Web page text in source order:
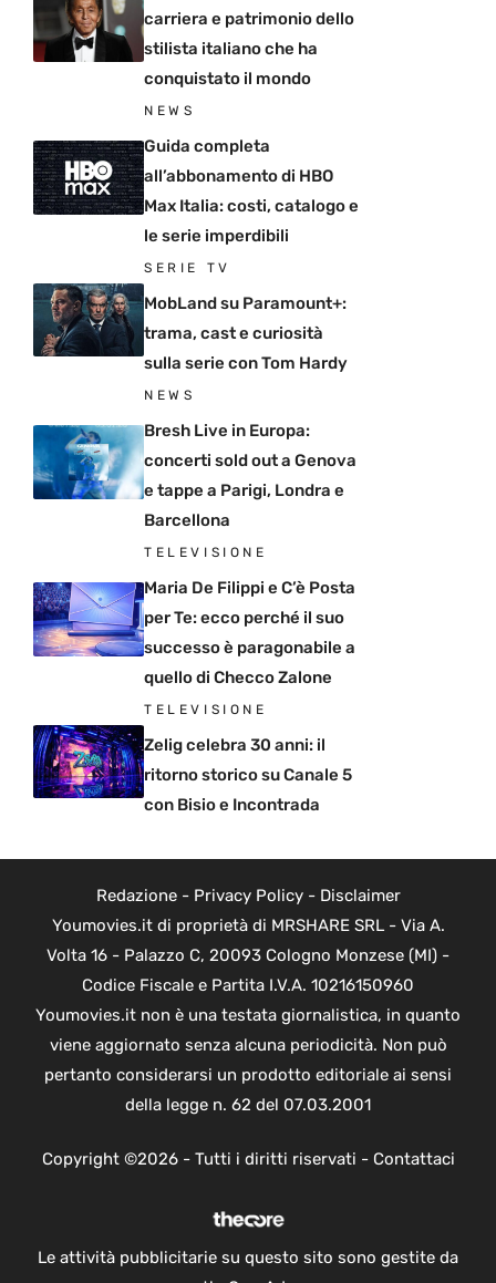
carriera e patrimonio dello
stilista italiano che ha
conquistato il mondo
NEWS
Guida completa
all’abbonamento di HBO
Max Italia: costi, catalogo e
le serie imperdibili
SERIE TV
MobLand su Paramount+:
trama, cast e curiosità
sulla serie con Tom Hardy
NEWS
Bresh Live in Europa:
concerti sold out a Genova
e tappe a Parigi, Londra e
Barcellona
TELEVISIONE
Maria De Filippi e C’è Posta
per Te: ecco perché il suo
successo è paragonabile a
quello di Checco Zalone
TELEVISIONE
Zelig celebra 30 anni: il
ritorno storico su Canale 5
con Bisio e Incontrada
Redazione- Privacy Policy- Disclaimer
Youmovies.it di proprietà di MRSHARE SRL - Via A.
Volta 16 - Palazzo C, 20093 Cologno Monzese (MI) -
Codice Fiscale e Partita I.V.A. 10216150960
Youmovies.it non è una testata giornalistica, in quanto
viene aggiornato senza alcuna periodicità. Non può
pertanto considerarsi un prodotto editoriale ai sensi
della legge n. 62 del 07.03.2001
Copyright ©2026 - Tutti i diritti riservati - Contattaci
Le attività pubblicitarie su questo sito sono gestite da